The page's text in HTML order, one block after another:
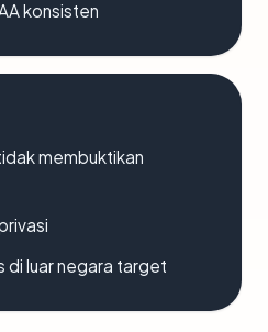
konsisten
membuktikan
di luar negara target